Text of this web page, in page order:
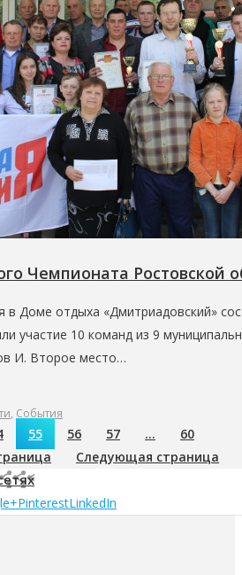
Чемпионата Ростовской
в Доме отдыха «Дмитриадовский»
участие 10 команд из 9
И. Второе место…
, События
55 56 57 …
60
Следующая страница
PinterestLinkedIn